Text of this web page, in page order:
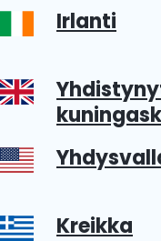
Irlanti
Kreikka